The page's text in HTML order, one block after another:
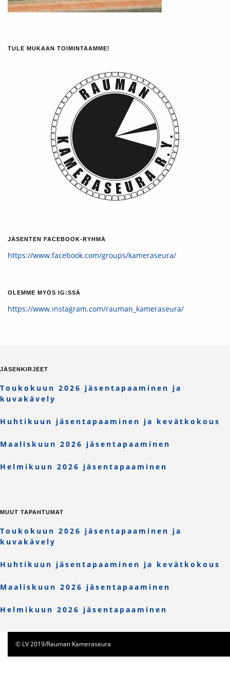
TULE MUKAAN TOIMINTAAMME!
JÄSENTEN FACEBOOK-RYHMÄ
https://www.facebook.com/groups/kameraseura/
OLEMME MYÖS IG:SSÄ
https://www.instagram.com/rauman_kameraseura/
JÄSENKIRJEET
Toukokuun 2026 jäsentapaaminen ja
kuvakävely
Huhtikuun jäsentapaaminen ja kevätkokous
Maaliskuun 2026 jäsentapaaminen
Helmikuun 2026 jäsentapaaminen
MUUT TAPAHTUMAT
Toukokuun 2026 jäsentapaaminen ja
kuvakävely
Huhtikuun jäsentapaaminen ja kevätkokous
Maaliskuun 2026 jäsentapaaminen
Helmikuun 2026 jäsentapaaminen
© LV 2019/Rauman Kameraseura